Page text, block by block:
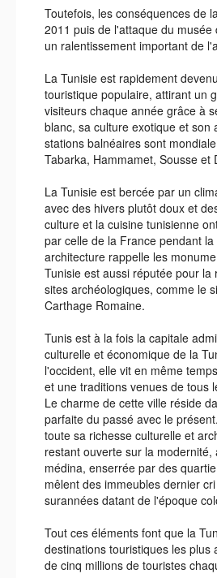
Toutefois, les conséquences de
2011 puis de l'attaque du
un ralentissement important de
La Tunisie est rapidement
touristique populaire, attirant un
visiteurs chaque année grâce à
blanc, sa culture exotique et son
stations balnéaires sont
Tabarka, Hammamet, Sousse et
La Tunisie est bercée par un
avec des hivers plutôt doux et
culture et la cuisine tunisienne
par celle de la France pendant
architecture rappelle les
Tunisie est aussi réputée pour la
sites archéologiques, comme le
Carthage Romaine.
Tunis est à la fois la capitale
culturelle et économique de la
l'occident, elle vit en même
et une traditions venues de tous
Le charme de cette ville réside
parfaite du passé avec le
toute sa richesse culturelle et
restant ouverte sur la modernité,
médina, enserrée par des
mêlent des immeubles dernier
surannées datant de l'époque
Tout ces éléments font que la
destinations touristiques les plus
de cinq millions de touristes